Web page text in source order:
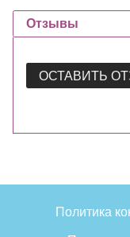
Отзывы
ОСТАВИТЬ
Политика